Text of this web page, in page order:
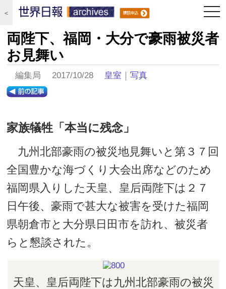
＜
両陛下、福岡・大分で豪雨被災者
お見舞い
編集局 2017/10/28 皇室 ｜写真
家族犠牲「本当に残念」
九州北部豪雨の被災地見舞いと第３７回
全国豊かな海づくり大会出席などのため
福岡県入りした天皇、皇后両陛下は２７
日午後、豪雨で甚大な被害を受けた福岡
県朝倉市と大分県日田市を訪れ、被災者
らと懇談された。
天皇、皇后両陛下は九州北部豪雨の被災